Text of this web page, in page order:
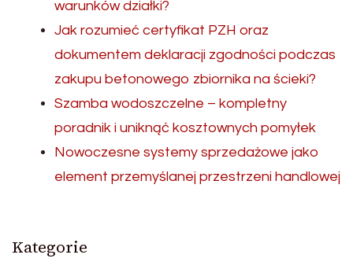
warunków działki?
Jak rozumieć certyfikat PZH oraz
dokumentem deklaracji zgodności podczas
zakupu betonowego zbiornika na ścieki?
Szamba wodoszczelne – kompletny
poradnik i uniknąć kosztownych pomyłek
Nowoczesne systemy sprzedażowe jako
element przemyślanej przestrzeni handlowej
Kategorie